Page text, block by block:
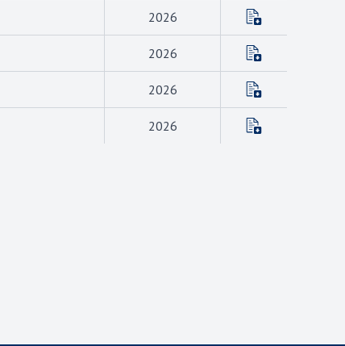
2026
2026
2026
2026